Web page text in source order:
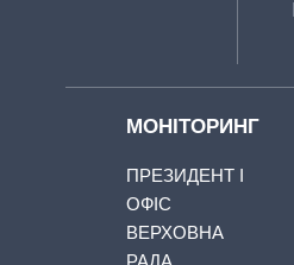
МОНІТОРИНГ
ПРЕЗИДЕНТ І
ОФІС
ВЕРХОВНА
РАДА